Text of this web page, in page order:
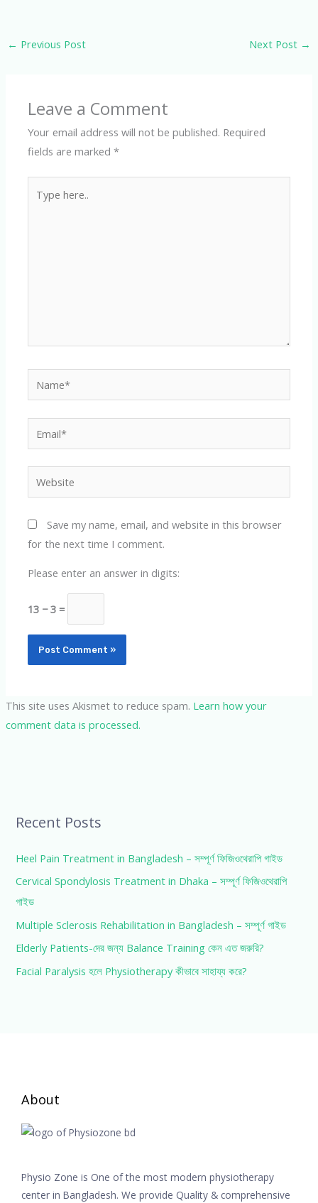
← Previous Post Next Post →
Leave a Comment
Your email address will not be published. Required
fields are marked*
here..
Website
Save my name, email, and website in this browser
for the next time I comment.
Please enter an answer in digits:
13 − 3 =
This site uses Akismet to reduce spam. Learn how your
comment data is processed.
Recent Posts
Heel Pain Treatment in Bangladesh – সম্পূর্ণ ফিজিওথেরাপি গাইড
Cervical Spondylosis Treatment in Dhaka – সম্পূর্ণ ফিজিওথেরাপি
গাইড
Multiple Sclerosis Rehabilitation in Bangladesh – সম্পূর্ণ গাইড
Elderly Patients-দের জন্য Balance Training কেন এত জরুরি?
Facial Paralysis হলে Physiotherapy কীভাবে সাহায্য করে?
About
Physio Zone is One of the most modern physiotherapy
center in Bangladesh. We provide Quality & comprehensive